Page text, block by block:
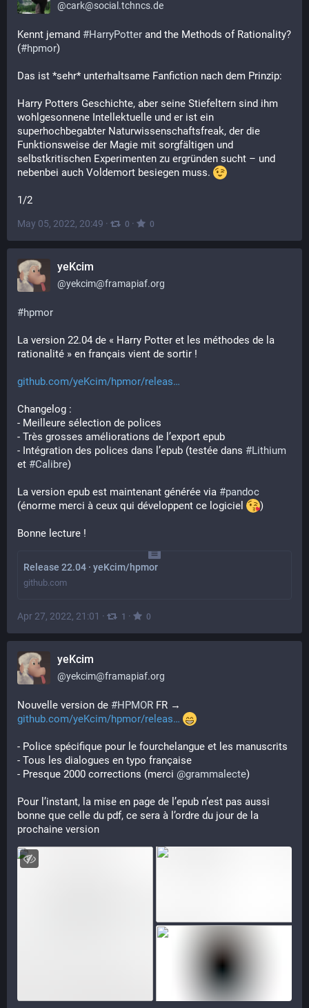
@cark@social.tchncs.de
Kennt jemand #HarryPotter and the Methods of Rationality?
(#hpmor)
Das ist *sehr* unterhaltsame Fanfiction nach dem Prinzip:
Harry Potters Geschichte, aber seine Stiefeltern sind ihm
wohlgesonnene Intellektuelle und er ist ein
superhochbegabter Naturwissenschaftsfreak, der die
Funktionsweise der Magie mit sorgfältigen und
selbstkritischen Experimenten zu ergründen sucht – und
nebenbei auch Voldemort besiegen muss.
1/2
May 05, 2022, 20:49 · 0 · 0
yeKcim
@yekcim@framapiaf.org
#hpmor
La version 22.04 de « Harry Potter et les méthodes de la
rationalité » en français vient de sortir !
github.com/yeKcim/hpmor/releas
Changelog :
- Meilleure sélection de polices
- Très grosses améliorations de l’export epub
- Intégration des polices dans l’epub (testée dans #Lithium
et #Calibre)
La version epub est maintenant générée via #pandoc
(énorme merci à ceux qui développent ce logiciel
)
Bonne lecture !
Release 22.04 · yeKcim/hpmor
github.com
Apr 27, 2022, 21:01 · 1 · 0
yeKcim
@yekcim@framapiaf.org
Nouvelle version de #HPMOR FR →
github.com/yeKcim/hpmor/releas
- Police spécifique pour le fourchelangue et les manuscrits
- Tous les dialogues en typo française
- Presque 2000 corrections (merci @grammalecte)
Pour l’instant, la mise en page de l’epub n’est pas aussi
bonne que celle du pdf, ce sera à l’ordre du jour de la
prochaine version